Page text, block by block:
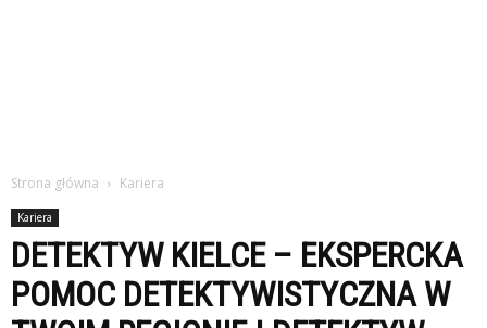
Strona główna Kariera
Kariera
DETEKTYW KIELCE – EKSPERCKA
POMOC DETEKTYWISTYCZNA W